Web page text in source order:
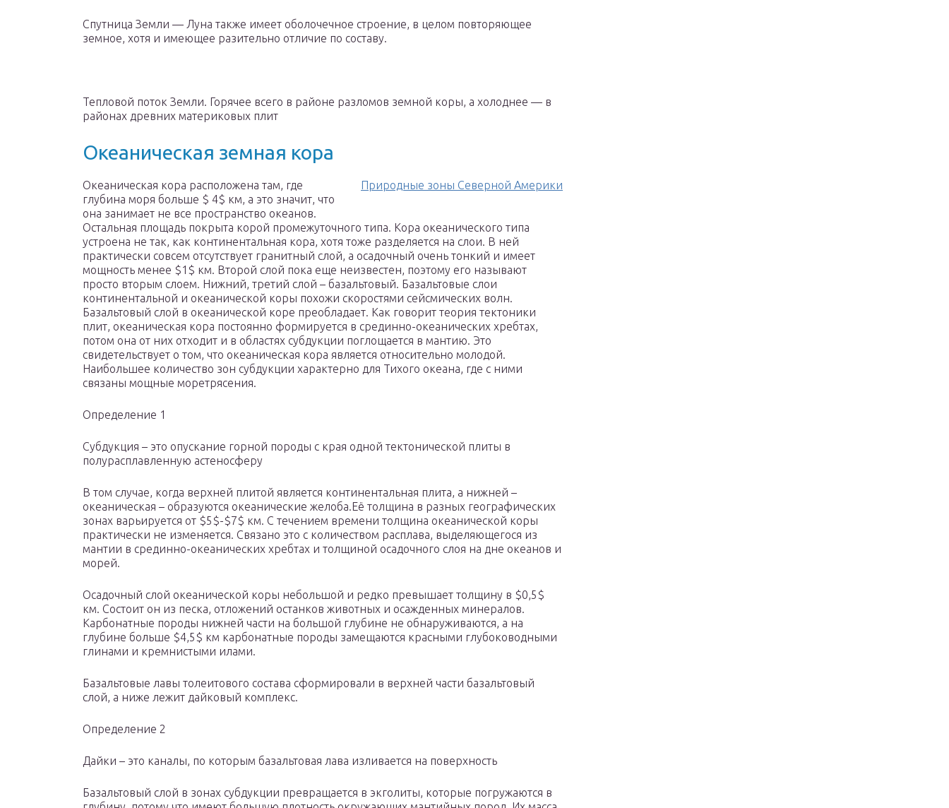
Спутница Земли — Луна также имеет оболочечное строе­ние, в целом повторяющее
земное, хотя и имеющее разительно отличие по составу.
Тепловой поток Земли. Горячее всего в районе разломов земной коры, а холоднее — в
районах древних материковых плит
Океаническая земная кора
Природные зоны Северной Америки
Океаническая кора расположена там, где
глубина моря больше $ 4$ км, а это значит, что
она занимает не все пространство океанов.
Остальная площадь покрыта корой промежуточного типа. Кора океанического типа
устроена не так, как континентальная кора, хотя тоже разделяется на слои. В ней
практически совсем отсутствует гранитный слой, а осадочный очень тонкий и имеет
мощность менее $1$ км. Второй слой пока еще неизвестен, поэтому его называют
просто вторым слоем. Нижний, третий слой – базальтовый. Базальтовые слои
континентальной и океанической коры похожи скоростями сейсмических волн.
Базальтовый слой в океанической коре преобладает. Как говорит теория тектоники
плит, океаническая кора постоянно формируется в срединно-океанических хребтах,
потом она от них отходит и в областях субдукции поглощается в мантию. Это
свидетельствует о том, что океаническая кора является относительно молодой.
Наибольшее количество зон субдукции характерно для Тихого океана, где с ними
связаны мощные моретрясения.
Определение 1
Субдукция – это опускание горной породы с края одной тектонической плиты в
полурасплавленную астеносферу
В том случае, когда верхней плитой является континентальная плита, а нижней –
океаническая – образуются океанические желоба.Её толщина в разных географических
зонах варьируется от $5$-$7$ км. С течением времени толщина океанической коры
практически не изменяется. Связано это с количеством расплава, выделяющегося из
мантии в срединно-океанических хребтах и толщиной осадочного слоя на дне океанов и
морей.
Осадочный слой океанической коры небольшой и редко превышает толщину в $0,5$
км. Состоит он из песка, отложений останков животных и осажденных минералов.
Карбонатные породы нижней части на большой глубине не обнаруживаются, а на
глубине больше $4,5$ км карбонатные породы замещаются красными глубоководными
глинами и кремнистыми илами.
Базальтовые лавы толеитового состава сформировали в верхней части базальтовый
слой, а ниже лежит дайковый комплекс.
Определение 2
Дайки – это каналы, по которым базальтовая лава изливается на поверхность
Базальтовый слой в зонах субдукции превращается в экголиты, которые погружаются в